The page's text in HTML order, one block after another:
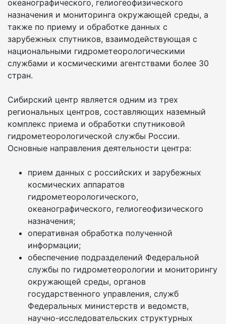
океанографического, гелиогеофизического
назначения и мониторинга окружающей среды, а
также по приему и обработке данных с
зарубежных спутников, взаимодействующая с
национальными гидрометеорологическими
службами и космическими агентствами более 30
стран.
Сибирский центр является одним из трех
региональных центров, составляющих наземный
комплекс приема и обработки спутниковой
гидрометеорологической службы России.
Основные направления деятельности центра:
прием данных с российских и зарубежных
космических аппаратов
гидрометеорологического,
океанографического, гелиогеофизического
назначения;
оперативная обработка полученной
информации;
обеспечение подразделений Федеральной
службы по гидрометеорологии и мониторингу
окружающей среды, органов
государственного управления, служб
Федеральных министерств и ведомств,
научно-исследовательских структурных